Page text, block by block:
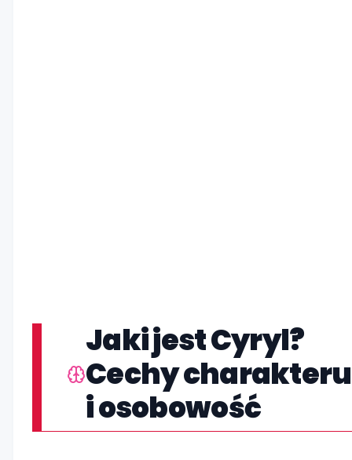
Jaki jest Cyryl?
Cechy charakteru
i osobowość